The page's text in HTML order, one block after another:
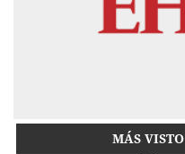
MÁS VISTO